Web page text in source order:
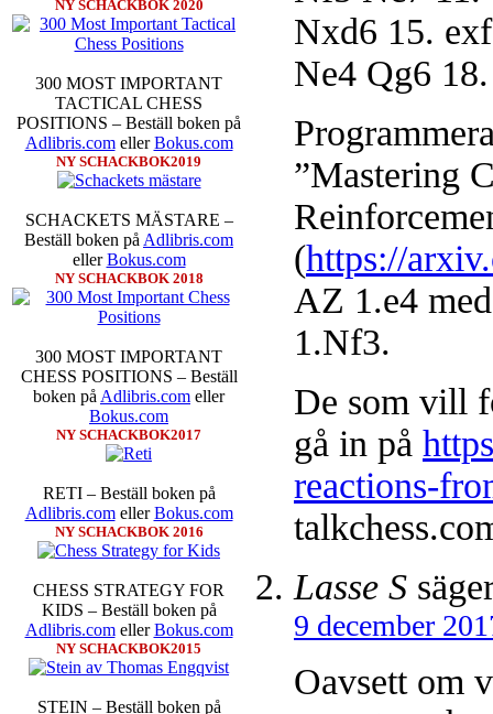
NY SCHACKBOK 2020
300 MOST IMPORTANT
TACTICAL CHESS
POSITIONS – Beställ boken på
Adlibris.comellerBokus.com
NY SCHACKBOK2019
SCHACKETS MÄSTARE –
Beställ boken på Adlibris.com
ellerBokus.com
NY SCHACKBOK 2018
300 MOST IMPORTANT
CHESS POSITIONS – Beställ
boken på Adlibris.com eller
Bokus.com
NY SCHACKBOK2017
RETI – Beställ boken på
Adlibris.comellerBokus.com
NY SCHACKBOK 2016
CHESS STRATEGY FOR
KIDS – Beställ boken på
Adlibris.comellerBokus.com
NY SCHACKBOK2015
STEIN – Beställ boken på
Nxd6 15.
Ne4 Qg6
”Mastering
(https://
AZ 1.e4
1.Nf3.
De som vill
gå in på
reactions-
Lasse S
9 december
Oavsett om